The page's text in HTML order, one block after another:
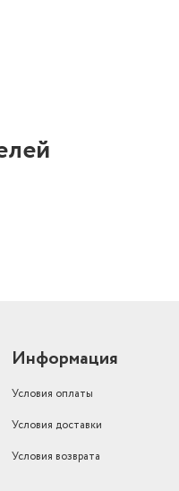
Информация
Условия оплаты
Условия доставки
Условия возврата